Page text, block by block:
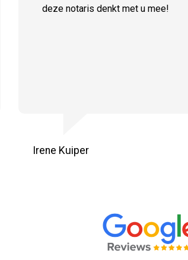
deze notaris denkt met u mee!
Irene Kuiper